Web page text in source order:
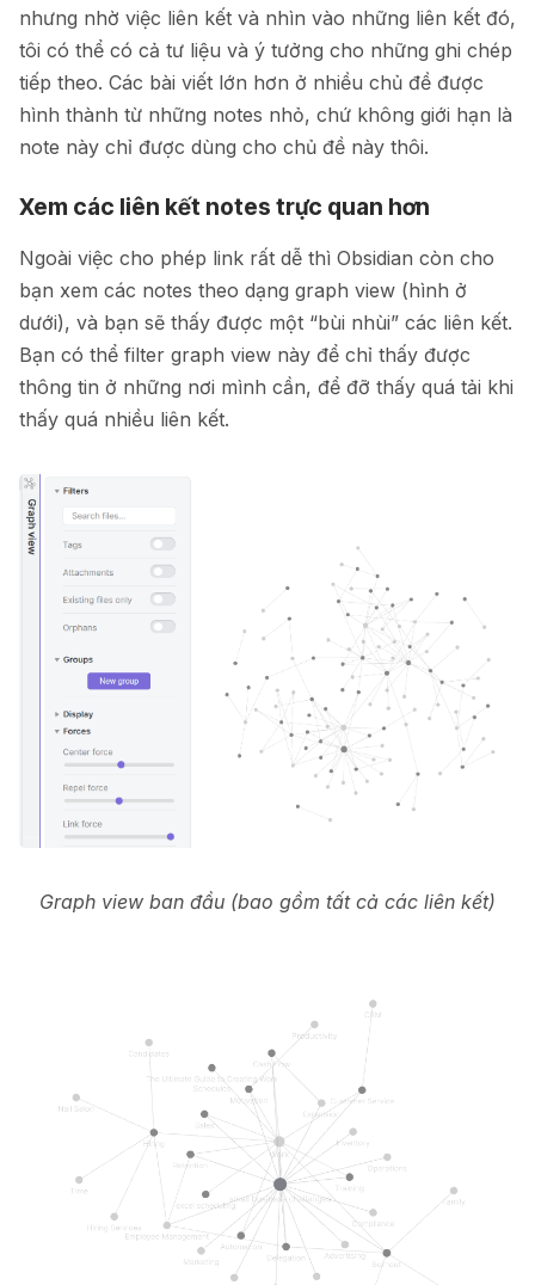
nhưng nhờ việc liên kết và nhìn vào những liên kết đó,
tôi có thể có cả tư liệu và ý tưởng cho những ghi chép
tiếp theo. Các bài viết lớn hơn ở nhiều chủ đề được
hình thành từ những notes nhỏ, chứ không giới hạn là
note này chỉ được dùng cho chủ đề này thôi.
Xem các liên kết notes trực quan hơn
Ngoài việc cho phép link rất dễ thì Obsidian còn cho
bạn xem các notes theo dạng graph view (hình ở
dưới), và bạn sẽ thấy được một “bùi nhùi” các liên kết.
Bạn có thể filter graph view này để chỉ thấy được
thông tin ở những nơi mình cần, để đỡ thấy quá tải khi
thấy quá nhiều liên kết.
Graph view ban đầu (bao gồm tất cả các liên kết)